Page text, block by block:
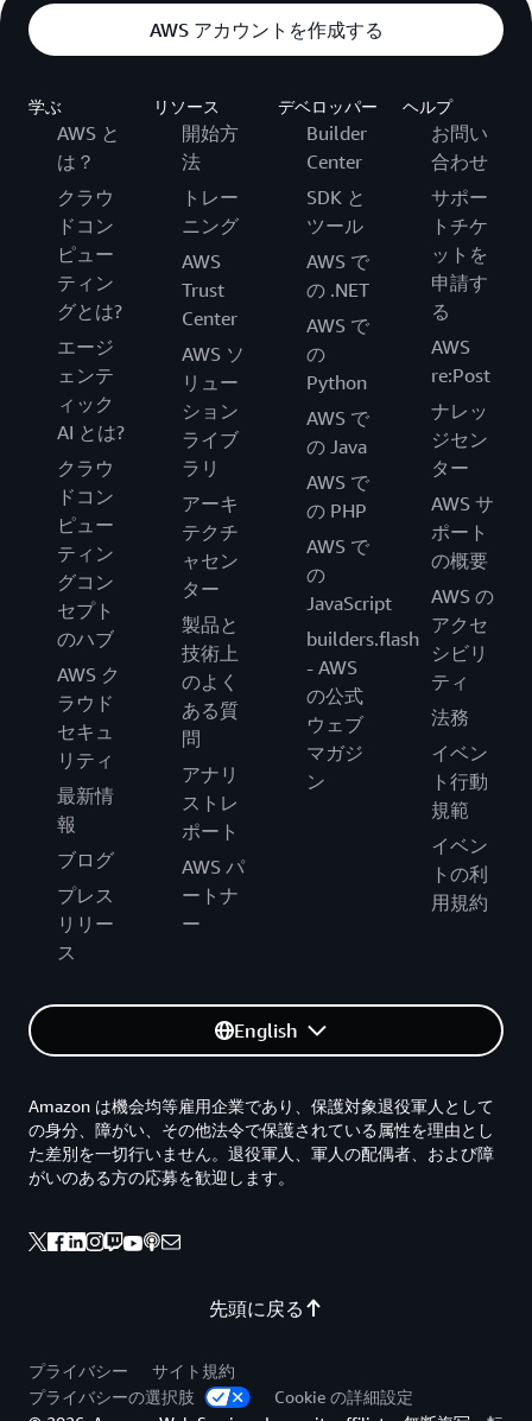
AWS アカウントを作成する
学ぶ
AWS と
は？
クラウ
ドコン
ピュー
ティン
グとは?
エージ
ェンテ
ィック
AI とは?
クラウ
ドコン
ピュー
ティン
グコン
セプト
のハブ
AWS ク
ラウド
セキュ
リティ
最新情
報
ブログ
プレス
リリー
ス
リソース
開始方
法
トレー
ニング
AWS
Trust
Center
AWS ソ
リュー
ション
ライブ
ラリ
アーキ
テクチ
ャセン
ター
製品と
技術上
のよく
ある質
問
アナリ
ストレ
ポート
AWS パ
ートナ
ー
デベロッパー
Builder
Center
SDK と
ツール
AWS で
の .NET
AWS で
の
Python
AWS で
の Java
AWS で
の PHP
AWS で
の
JavaScript
builders.flash
- AWS
の公式
ウェブ
マガジ
ン
ヘルプ
お問い
合わせ
サポー
トチケ
ットを
申請す
る
AWS
re:Post
ナレッ
ジセン
ター
AWS サ
ポート
の概要
AWS の
アクセ
シビリ
ティ
法務
イベン
ト行動
規範
イベン
トの利
用規約
English
先頭に戻る
Amazon は機会均等雇用企業であり、保護対象退役軍人として
の身分、障がい、その他法令で保護されている属性を理由とし
た差別を一切行いません。退役軍人、軍人の配偶者、および障
がいのある方の応募を歓迎します。
プライバシー
サイト規約
プライバシーの選択肢
Cookie の詳細設定